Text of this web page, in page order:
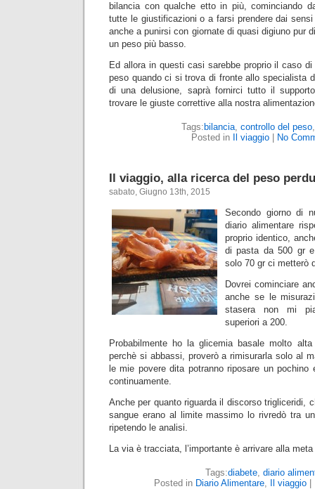
bilancia con qualche etto in più, cominciando
tutte le giustificazioni o a farsi prendere dai
anche a punirsi con giornate di quasi digiuno pur
un peso più basso.
Ed allora in questi casi sarebbe proprio il caso
peso quando ci si trova di fronte allo specialista
di una delusione, saprà fornirci tutto il
trovare le giuste correttive alla nostra
Tags: bilancia, controllo del peso
Posted in
Il viaggio No
Il viaggio, alla ricerca del peso
sabato, Giugno 13th, 2015
Secondo giorno di
diario alimentare
proprio identico,
di pasta da 500 gr
solo 70 gr ci metterò
Dovrei cominciare
anche se le
stasera non mi
superiori a 200.
Probabilmente ho la glicemia basale molto
perchè si abbassi, proverò a rimisurarla solo al
le mie povere dita potranno riposare un pochino
continuamente.
Anche per quanto riguarda il discorso trigliceridi,
sangue erano al limite massimo lo rivredò tra
ripetendo le analisi.
La via è tracciata, l’importante è arrivare alla meta
Tags:diabete, diario
Posted in Diario Alimentare, Il viaggio